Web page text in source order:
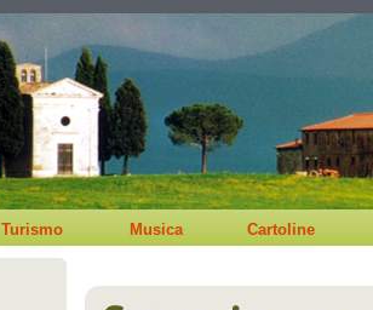
Turismo Musica Cartoline